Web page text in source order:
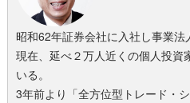
昭和62年証券会社に入社し事業
現在、延べ２万人近くの個人投資
いる。
3年前より「全方位型トレード・